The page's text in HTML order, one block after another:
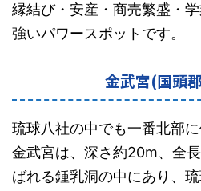
縁結び・安産・商売繁盛・
強いパワースポットです。
金武宮(国頭
琉球八社の中でも一番北部に
金武宮は、深さ約20m、全
ばれる鍾乳洞の中にあり、